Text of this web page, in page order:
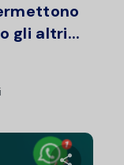
gli altri...